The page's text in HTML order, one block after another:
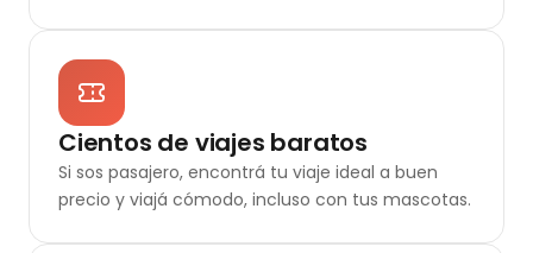
Cientos de viajes baratos
Si sos pasajero, encontrá tu viaje ideal a buen
precio y viajá cómodo, incluso con tus mascotas.